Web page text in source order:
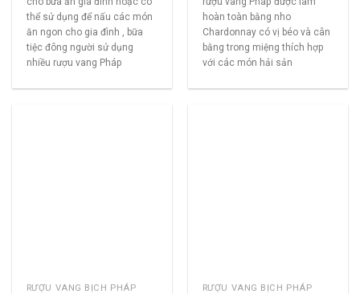
thể sử dụng để nấu các món
ăn ngon cho gia đình , bữa
tiệc đông người sử dụng
nhiều rượu vang Pháp
hoàn toàn bằng nho
Chardonnay có vị béo và cân
bằng trong miệng thích hợp
với các món hải sản
RƯỢU VANG BỊCH PHÁP RƯỢU VANG BỊCH PHÁP